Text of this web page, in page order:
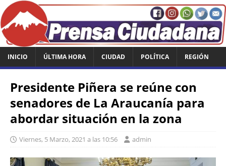
INICIO ÚLTIMA HORA CIUDAD POLÍTICA REGIÓN
Presidente Piñera se reúne con
senadores de La Araucanía para
abordar situación en la zona
Viernes, 5 Marzo, 2021 a las 10:56 admin